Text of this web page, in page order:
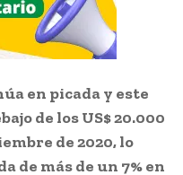
en picada y este
de los US$ 20.000
de 2020, lo
de más de un 7% en